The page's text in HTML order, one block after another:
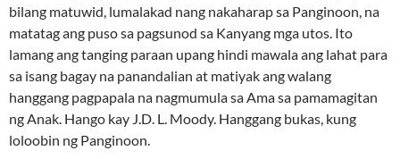
bilang matuwid, lumalakad nang nakaharap sa Panginoon, na
matatag ang puso sa pagsunod sa Kanyang mga utos. Ito
lamang ang tanging paraan upang hindi mawala ang lahat para
sa isang bagay na panandalian at matiyak ang walang
hanggang pagpapala na nagmumula sa Ama sa pamamagitan
ng Anak. Hango kay J.D. L. Moody. Hanggang bukas, kung
loloobin ng Panginoon.